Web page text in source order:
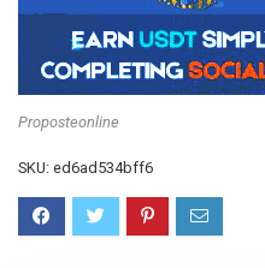
Proposteonline
SKU: ed6ad534bff6